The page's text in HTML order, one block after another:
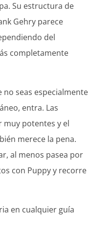
Su estructura de
Gehry parece
del
completamente
no seas especialmente
entra. Las
muy potentes y el
merece la pena.
al menos pasea por
con Puppy y recorre
en cualquier guía